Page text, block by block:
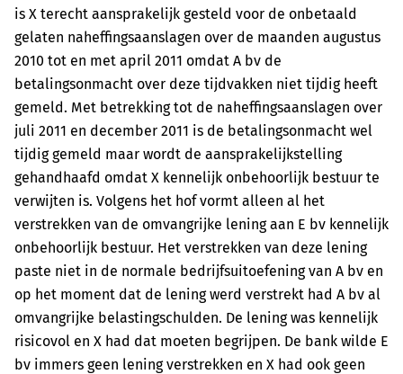
is X terecht aansprakelijk gesteld voor de onbetaald
gelaten naheffingsaanslagen over de maanden augustus
2010 tot en met april 2011 omdat A bv de
betalingsonmacht over deze tijdvakken niet tijdig heeft
gemeld. Met betrekking tot de naheffingsaanslagen over
juli 2011 en december 2011 is de betalingsonmacht wel
tijdig gemeld maar wordt de aansprakelijkstelling
gehandhaafd omdat X kennelijk onbehoorlijk bestuur te
verwijten is. Volgens het hof vormt alleen al het
verstrekken van de omvangrijke lening aan E bv kennelijk
onbehoorlijk bestuur. Het verstrekken van deze lening
paste niet in de normale bedrijfsuitoefening van A bv en
op het moment dat de lening werd verstrekt had A bv al
omvangrijke belastingschulden. De lening was kennelijk
risicovol en X had dat moeten begrijpen. De bank wilde E
bv immers geen lening verstrekken en X had ook geen